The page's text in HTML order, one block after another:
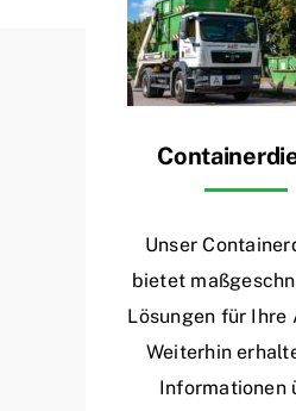
Unser
bietet
Lösungen für Ihre
Weiterhin
Informationen